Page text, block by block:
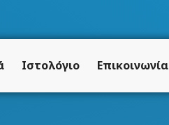
Ιστολόγιο Επικοινωνία